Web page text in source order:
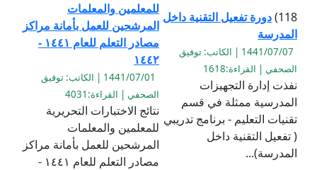
118) دورة تفعيل التقنية داخل
المدرسة
1441/07/07 | الكاتب: توفيق
الصحفي | القراءة:1618
نفذت إدارة التجهيزات
المدرسية ممثلة في قسم
تقنيات التعليم - برنامج تدريبي
( تفعيل التقنية داخل
المدرسة)...
للمعلمين والمعلمات
المرشحين للعمل بأمانة مراكز
مصادر التعلم للعام ١٤٤١ -
١٤٤٢
1441/07/01 | الكاتب: توفيق
الصحفي | القراءة:4031
نتائج الاختبارات التحريرية
للمعلمين والمعلمات
المرشحين للعمل بأمانة مراكز
مصادر التعلم للعام ١٤٤١ -